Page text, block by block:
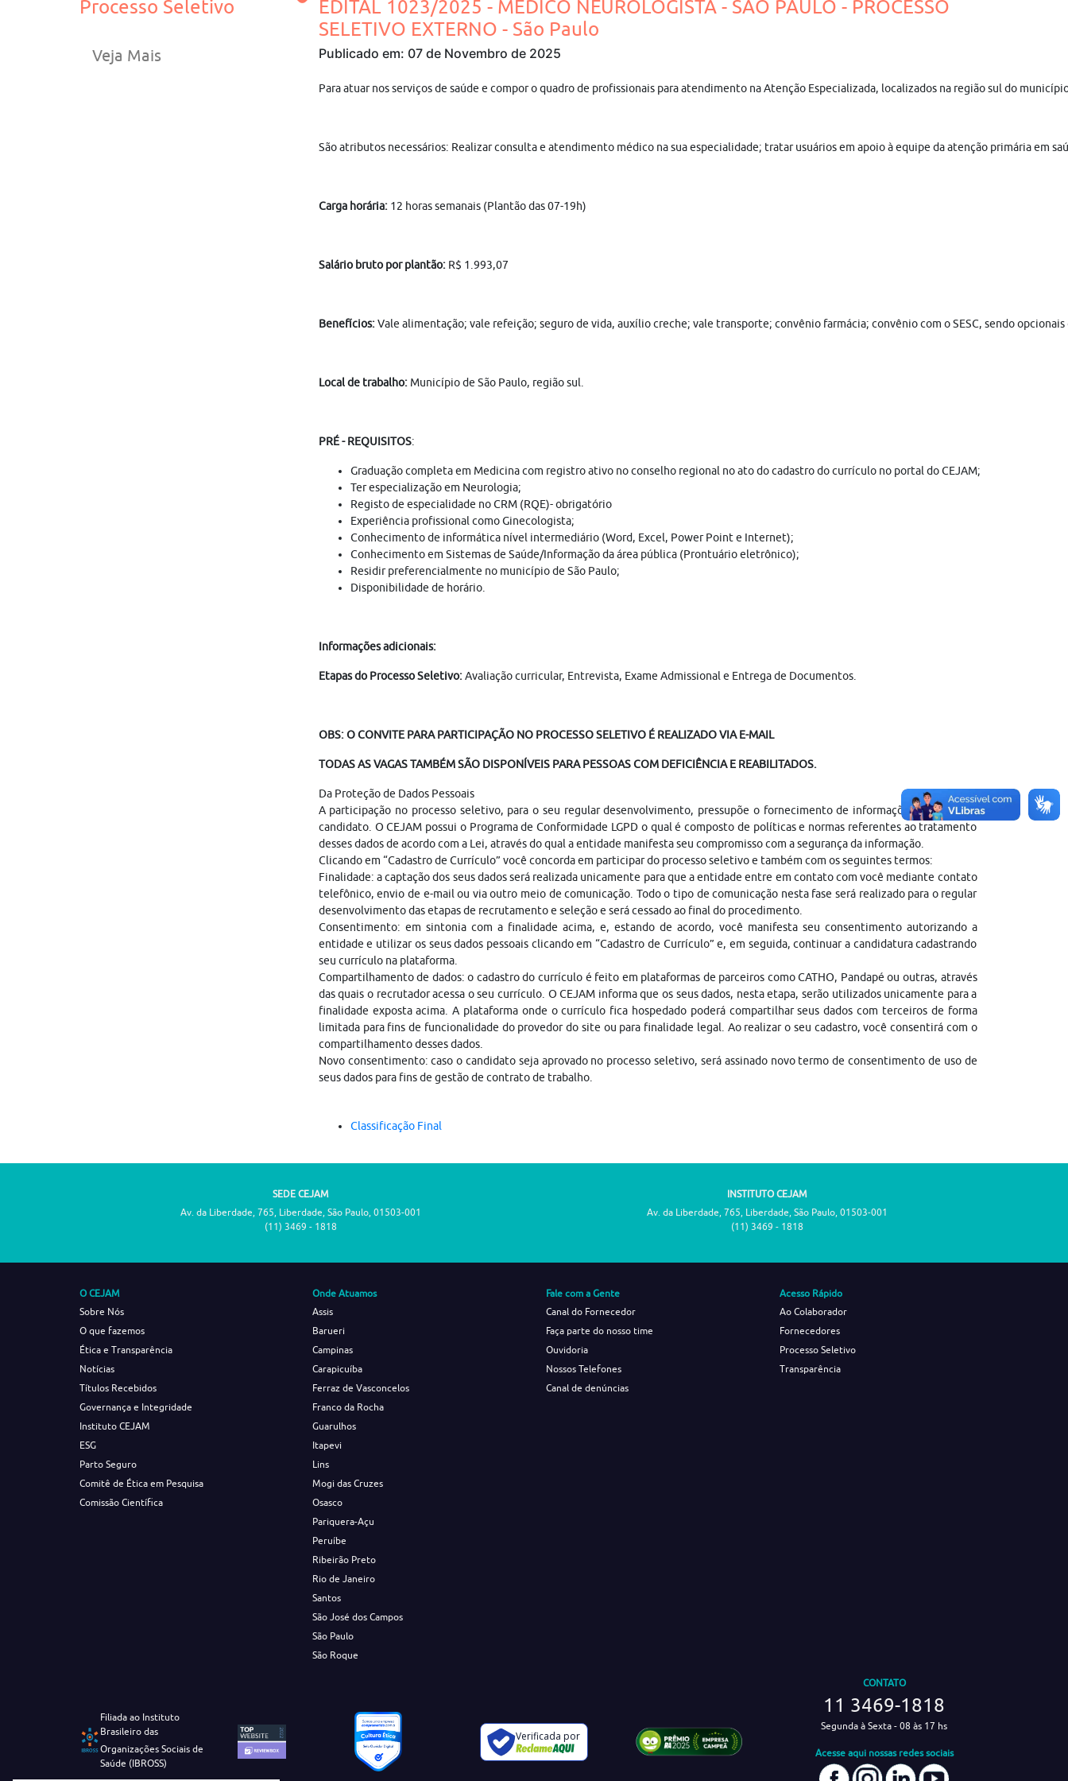
Processo Seletivo
Veja Mais
EDITAL 1023/2025 - MÉDICO NEUROLOGISTA - SÃO PAULO - PROCESSO
SELETIVO EXTERNO - São Paulo
Publicado em: 07 de Novembro de 2025
Para atuar nos serviços de saúde e compor o quadro de profissionais para atendimento na Atenção Especializada, localizados na região sul do
São atributos necessários: Realizar consulta e atendimento médico na sua especialidade; tratar usuários em apoio à equipe da atenção primária
Carga horária: 12 horas semanais (Plantão das 07-19h)
Salário bruto por plantão: R$ 1.993,07
Benefícios:Vale alimentação; vale refeição; seguro de vida, auxílio creche; vale transporte; convênio farmácia; convênio com o SESC, sendo
Local de trabalho:Município de São Paulo, região sul.
PRÉ - REQUISITOS:
Graduação completa em Medicina com registro ativo no conselho regional no ato do cadastro do currículo no portal do CEJAM;
Ter especialização em Neurologia;
Registo de especialidade no CRM (RQE)- obrigatório
Experiência profissional como Ginecologista;
Conhecimento de informática nível intermediário (Word, Excel, Power Point e Internet);
Conhecimento em Sistemas de Saúde/Informação da área pública (Prontuário eletrônico);
Residir preferencialmente no município de São Paulo;
Disponibilidade de horário.
Informações adicionais:
Etapas do Processo Seletivo:Avaliação curricular, Entrevista, Exame Admissional e Entrega de Documentos.
OBS: O CONVITE PARA PARTICIPAÇÃO NO PROCESSO SELETIVO É REALIZADO VIA E-MAIL
TODAS AS VAGAS TAMBÉM SÃO DISPONÍVEIS PARA PESSOAS COM DEFICIÊNCIA E REABILITADOS.
Da Proteção de Dados Pessoais
A participação no processo seletivo, para o seu regular desenvolvimento, pressupõe o fornecimento de informações pessoais do
candidato. O CEJAM possui o Programa de Conformidade LGPD o qual é composto de políticas e normas referentes ao tratamento
desses dados de acordo com a Lei, através do qual a entidade manifesta seu compromisso com a segurança da informação.
Clicando em “Cadastro de Currículo” você concorda em participar do processo seletivo e também com os seguintes termos:
Finalidade: a captação dos seus dados será realizada unicamente para que a entidade entre em contato com você mediante contato
telefônico, envio de e-mail ou via outro meio de comunicação. Todo o tipo de comunicação nesta fase será realizado para o regular
desenvolvimento das etapas de recrutamento e seleção e será cessado ao final do procedimento.
Consentimento: em sintonia com a finalidade acima, e, estando de acordo, você manifesta seu consentimento autorizando a
entidade e utilizar os seus dados pessoais clicando em “Cadastro de Currículo” e, em seguida, continuar a candidatura cadastrando
seu currículo na plataforma.
Compartilhamento de dados: o cadastro do currículo é feito em plataformas de parceiros como CATHO, Pandapé ou outras, através
das quais o recrutador acessa o seu currículo. O CEJAM informa que os seus dados, nesta etapa, serão utilizados unicamente para a
finalidade exposta acima. A plataforma onde o currículo fica hospedado poderá compartilhar seus dados com terceiros de forma
limitada para fins de funcionalidade do provedor do site ou para finalidade legal. Ao realizar o seu cadastro, você consentirá com o
compartilhamento desses dados.
Novo consentimento: caso o candidato seja aprovado no processo seletivo, será assinado novo termo de consentimento de uso de
seus dados para fins de gestão de contrato de trabalho.
Classificação Final
SEDE CEJAM
Av. da Liberdade, 765, Liberdade, São Paulo, 01503-001
(11) 3469 - 1818
INSTITUTO CEJAM
Av. da Liberdade, 765, Liberdade, São Paulo, 01503-001
(11) 3469 - 1818
O CEJAM
Sobre Nós
O que fazemos
Ética e Transparência
Notícias
Títulos Recebidos
Governança e Integridade
Instituto CEJAM
ESG
Parto Seguro
Comitê de Ética em Pesquisa
Comissão Científica
Onde Atuamos
Assis
Barueri
Campinas
Carapicuíba
Ferraz de Vasconcelos
Franco da Rocha
Guarulhos
Itapevi
Lins
Mogi das Cruzes
Osasco
Pariquera-Açu
Peruíbe
Ribeirão Preto
Rio de Janeiro
Santos
São José dos Campos
São Paulo
São Roque
Fale com a Gente
Canal do Fornecedor
Faça parte do nosso time
Ouvidoria
Nossos Telefones
Canal de denúncias
Acesso Rápido
Ao Colaborador
Fornecedores
Processo Seletivo
Transparência
Filiada ao Instituto
Brasileiro das
Organizações Sociais de
Saúde (IBROSS)
Verificada por
CONTATO
11 3469-1818
Segunda à Sexta - 08 às 17 hs
Acesse aqui nossas redes sociais